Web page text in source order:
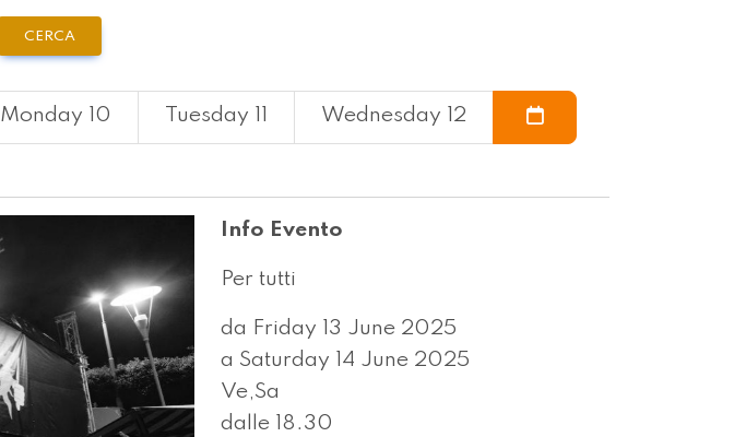
CERCA
Monday 10 Tuesday 11 Wednesday 12
Info Evento
Per tutti
da Friday 13 June 2025
a Saturday 14 June 2025
Ve,Sa
dalle 18.30